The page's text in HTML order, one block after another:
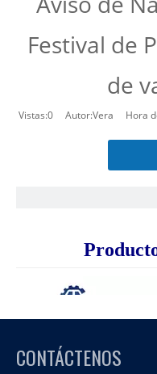
Festival de
de
Vistas:0 Autor:Vera Hora
CONTÁCTENOS